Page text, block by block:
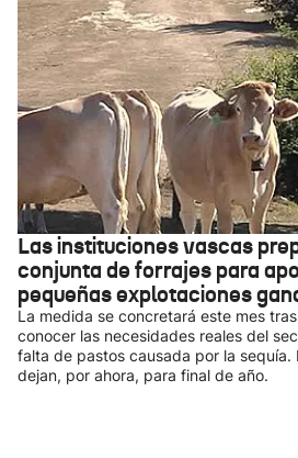
Las instituciones vascas
conjunta de forrajes para
pequeñas explotaciones
La medida se concretará este mes
conocer las necesidades reales del
falta de pastos causada por la sequía.
dejan, por ahora, para final de año.